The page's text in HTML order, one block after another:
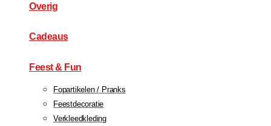
Overig
Cadeaus
Feest & Fun
Fopartikelen / Pranks
Feestdecoratie
Verkleedkleding